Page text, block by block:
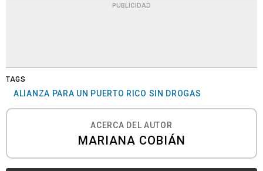
PUBLICIDAD
TAGS
ALIANZA PARA UN PUERTO RICO SIN DROGAS
ACERCA DEL AUTOR
MARIANA COBIÁN